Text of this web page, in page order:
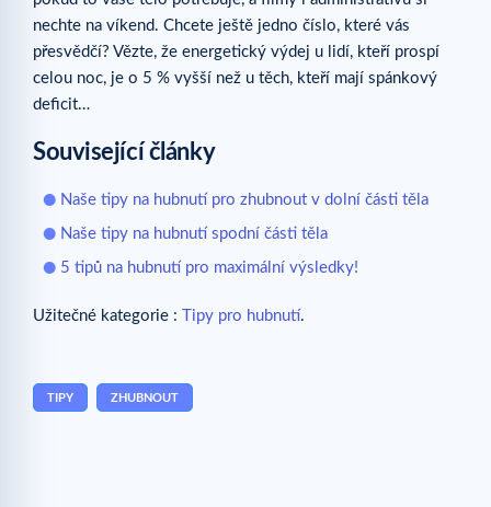
nechte na víkend. Chcete ještě jedno číslo, které vás
přesvědčí? Vězte, že energetický výdej u lidí, kteří prospí
celou noc, je o 5 % vyšší než u těch, kteří mají spánkový
deficit…
Související články
Naše tipy na hubnutí pro zhubnout v dolní části těla
Naše tipy na hubnutí spodní části těla
5 tipů na hubnutí pro maximální výsledky!
Užitečné kategorie : Tipy pro hubnutí.
TIPY ZHUBNOUT